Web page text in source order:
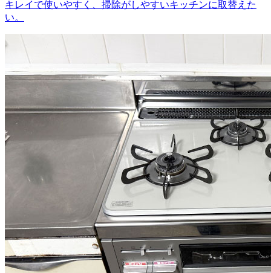
キレイで使いやすく、掃除がしやすいキッチンに取替えた
い。